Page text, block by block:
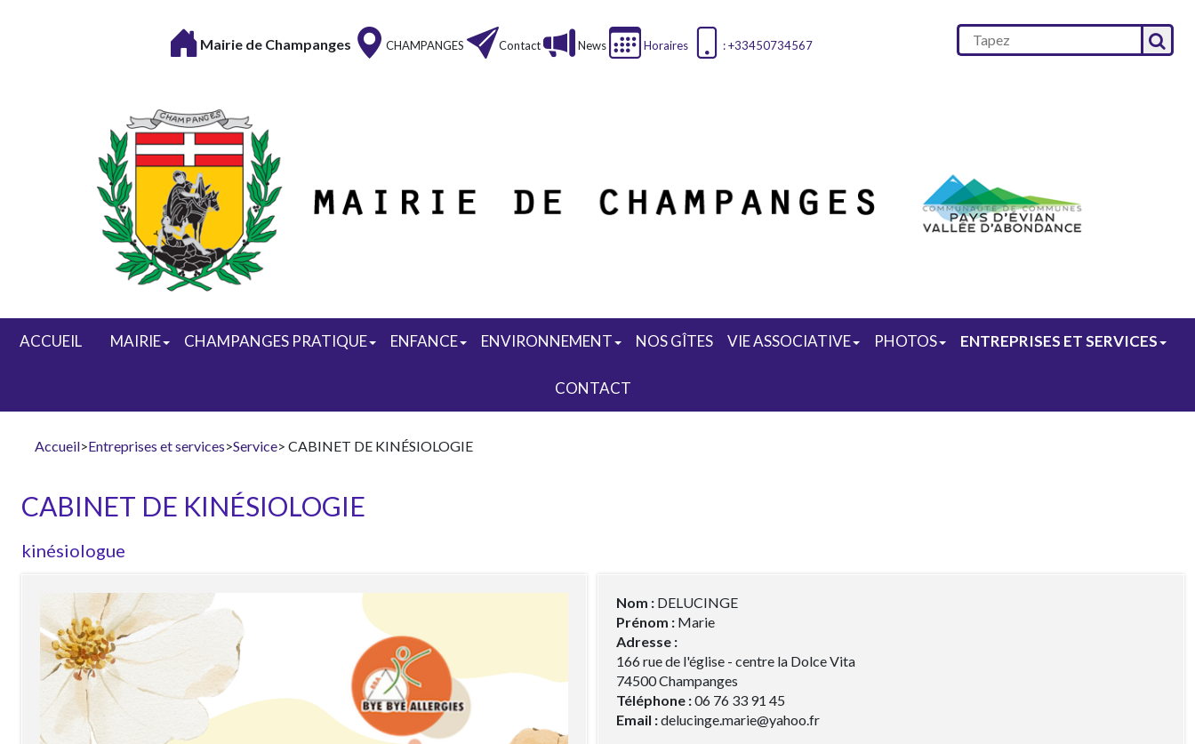
Mairie de Champanges CHAMPANGES Contact News Horaires : +33450734567
ACCUEIL MAIRIE CHAMPANGES PRATIQUE ENFANCE ENVIRONNEMENT NOS GÎTES VIE ASSOCIATIVE PHOTOS ENTREPRISES ET SERVICES
CONTACT
Accueil>Entreprises et services>Service> CABINET DE KINÉSIOLOGIE
CABINET DE KINÉSIOLOGIE
kinésiologue
Nom : DELUCINGE
Prénom : Marie
Adresse :
166 rue de l'église - centre la Dolce Vita
74500 Champanges
Téléphone :06 76 33 91 45
Email :delucinge.marie@yahoo.fr